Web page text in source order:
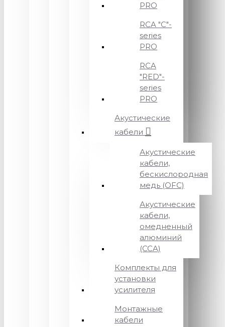
PRO
RCA "C"-
series
PRO
RCA
"RED"-
series
PRO
Акустические
кабели
Акустические
кабели,
бескислородная
медь (OFC)
Акустические
кабели,
омедненный
алюминий
(CCA)
Комплекты для
установки
усилителя
Монтажные
кабели